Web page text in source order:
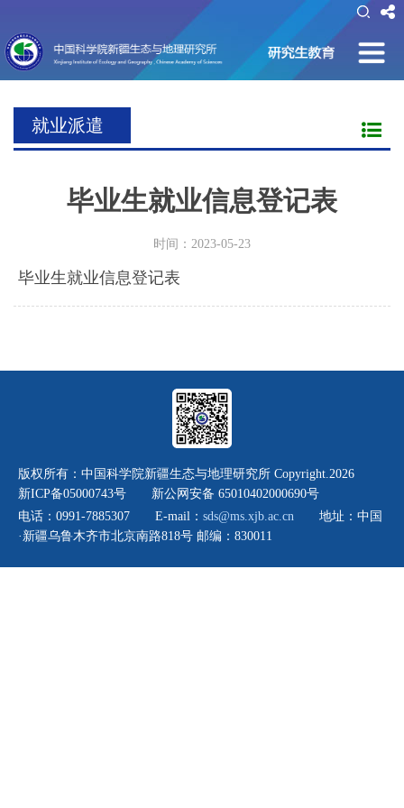
就业派遣
毕业生就业信息登记表
时间：2023-05-23
毕业生就业信息登记表
版权所有：中国科学院新疆生态与地理研究所 Copyright.2026
新ICP备05000743号 新公网安备 65010402000690号
电话：0991-7885307 E-mail： sds@ms.xjb.ac.cn 地址：中国
·新疆乌鲁木齐市北京南路818号 邮编：830011